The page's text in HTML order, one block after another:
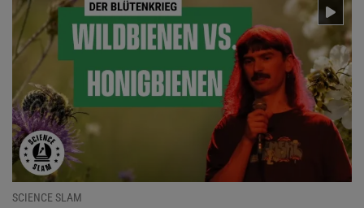
SCIENCE SLAM